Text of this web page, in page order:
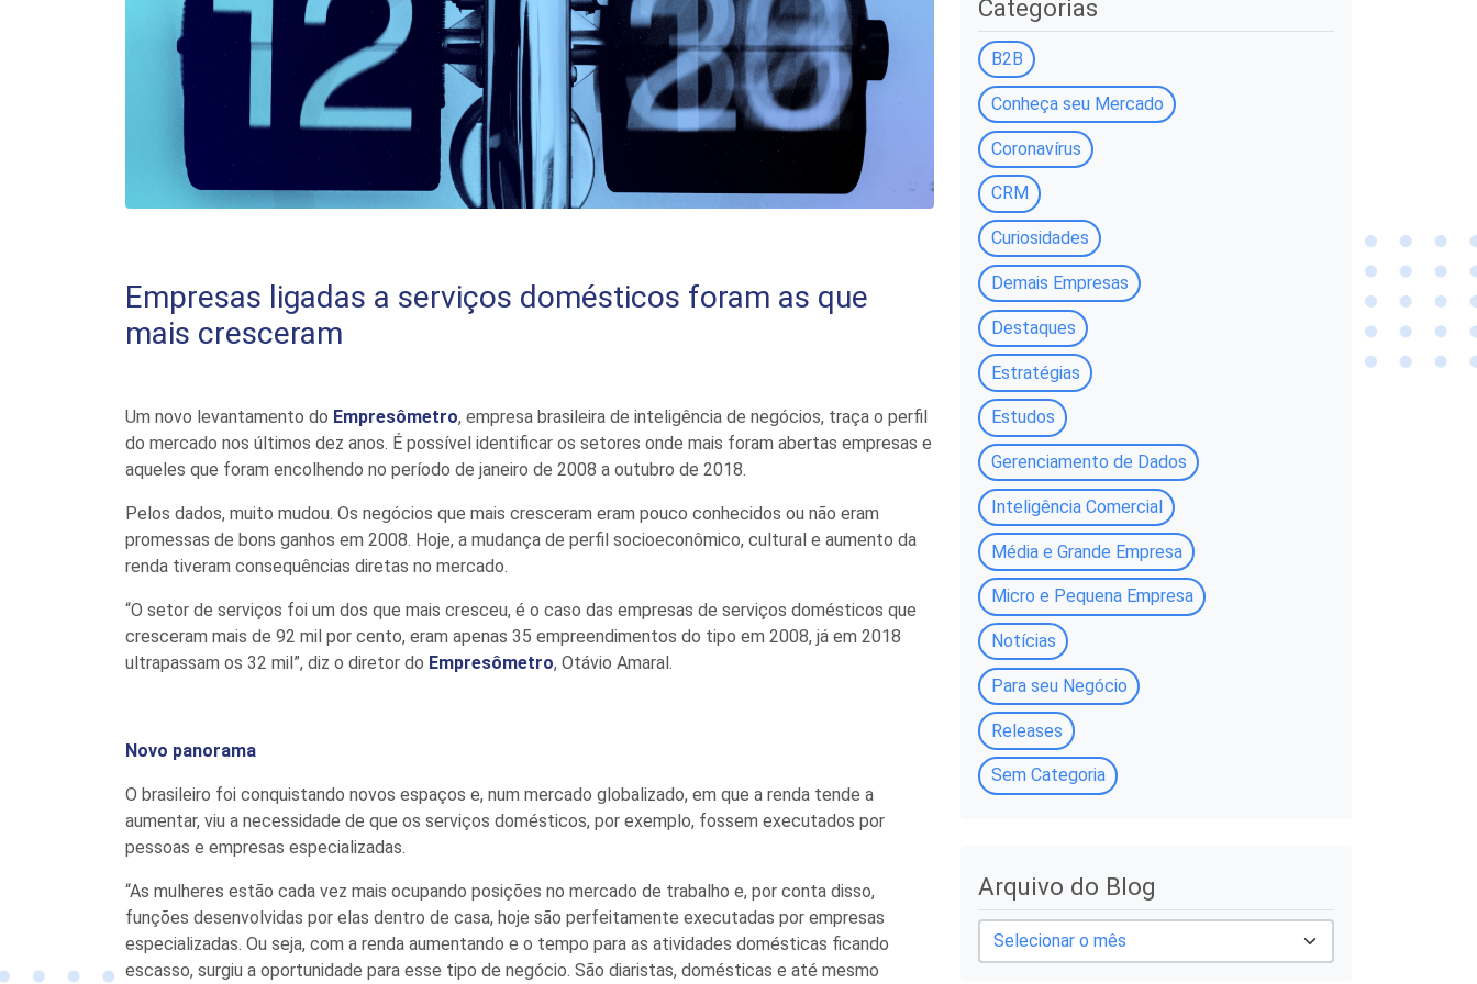
Empresas ligadas a serviços domésticos foram as que
mais cresceram
Um novo levantamento do Empresômetro, empresa brasileira de inteligência de negócios, traça o perfil
do mercado nos últimos dez anos. É possível identificar os setores onde mais foram abertas empresas e
aqueles que foram encolhendo no período de janeiro de 2008 a outubro de 2018.
Pelos dados, muito mudou. Os negócios que mais cresceram eram pouco conhecidos ou não eram
promessas de bons ganhos em 2008. Hoje, a mudança de perfil socioeconômico, cultural e aumento da
renda tiveram consequências diretas no mercado.
“O setor de serviços foi um dos que mais cresceu, é o caso das empresas de serviços domésticos que
cresceram mais de 92 mil por cento, eram apenas 35 empreendimentos do tipo em 2008, já em 2018
ultrapassam os 32 mil”, diz o diretor do Empresômetro, Otávio Amaral.
Novo panorama
O brasileiro foi conquistando novos espaços e, num mercado globalizado, em que a renda tende a
aumentar, viu a necessidade de que os serviços domésticos, por exemplo, fossem executados por
pessoas e empresas especializadas.
“As mulheres estão cada vez mais ocupando posições no mercado de trabalho e, por conta disso,
funções desenvolvidas por elas dentro de casa, hoje são perfeitamente executadas por empresas
especializadas. Ou seja, com a renda aumentando e o tempo para as atividades domésticas ficando
escasso, surgiu a oportunidade para esse tipo de negócio. São diaristas, domésticas e até mesmo
Categorias
B2B
Conheça seu Mercado
Coronavírus
CRM
Curiosidades
Demais Empresas
Destaques
Estratégias
Estudos
Gerenciamento de Dados
Inteligência Comercial
Média e Grande Empresa
Micro e Pequena Empresa
Notícias
Para seu Negócio
Releases
Sem Categoria
Arquivo do Blog
A
r
q